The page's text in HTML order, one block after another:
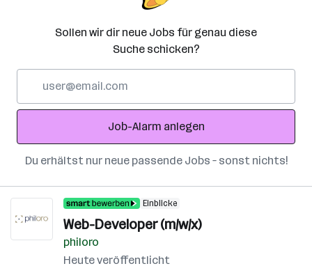
Sollen wir dir neue Jobs für genau diese
Suche schicken?
Adresse
Job-Alarm anlegen
Du erhältst nur neue passende Jobs – sonst nichts!
Einblicke
Web-Developer (m/w/x)
philoro
Heute veröffentlicht